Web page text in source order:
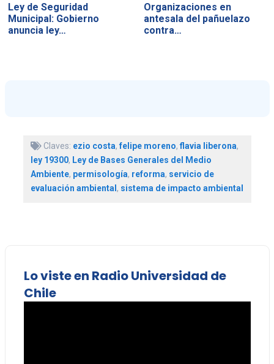
Ley de Seguridad
Municipal: Gobierno
anuncia ley…
Organizaciones en
antesala del pañuelazo
contra…
Claves: ezio costa,felipe moreno,flavia liberona,
ley 19300, Ley de Bases Generales del Medio
Ambiente, permisología, reforma, servicio de
evaluación ambiental , sistema de impacto ambiental
Lo viste en Radio Universidad de
Chile